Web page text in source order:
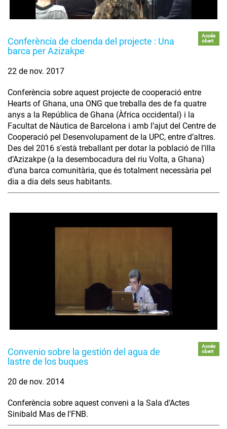
Conferència de cloenda del projecte : Una
barca per Azizakpe
Accés
obert
22 de nov. 2017
Conferència sobre aquest projecte de cooperació entre
Hearts of Ghana, una ONG que treballa des de fa quatre
anys a la República de Ghana (Àfrica occidental) i la
Facultat de Nàutica de Barcelona i amb l’ajut del Centre de
Cooperació pel Desenvolupament de la UPC, entre d’altres.
Des del 2016 s'està treballant per dotar la població de l’illa
d’Azizakpe (a la desembocadura del riu Volta, a Ghana)
d’una barca comunitària, que és totalment necessària pel
dia a dia dels seus habitants.
Convenio sobre la gestión del agua de
lastre de los buques
Accés
obert
20 de nov. 2014
Conferència sobre aquest conveni a la Sala d'Actes
Sinibald Mas de l'FNB.